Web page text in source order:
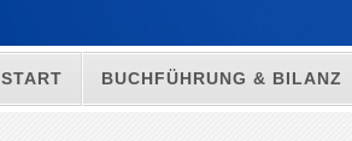
START BUCHFÜHRUNG & BILANZ